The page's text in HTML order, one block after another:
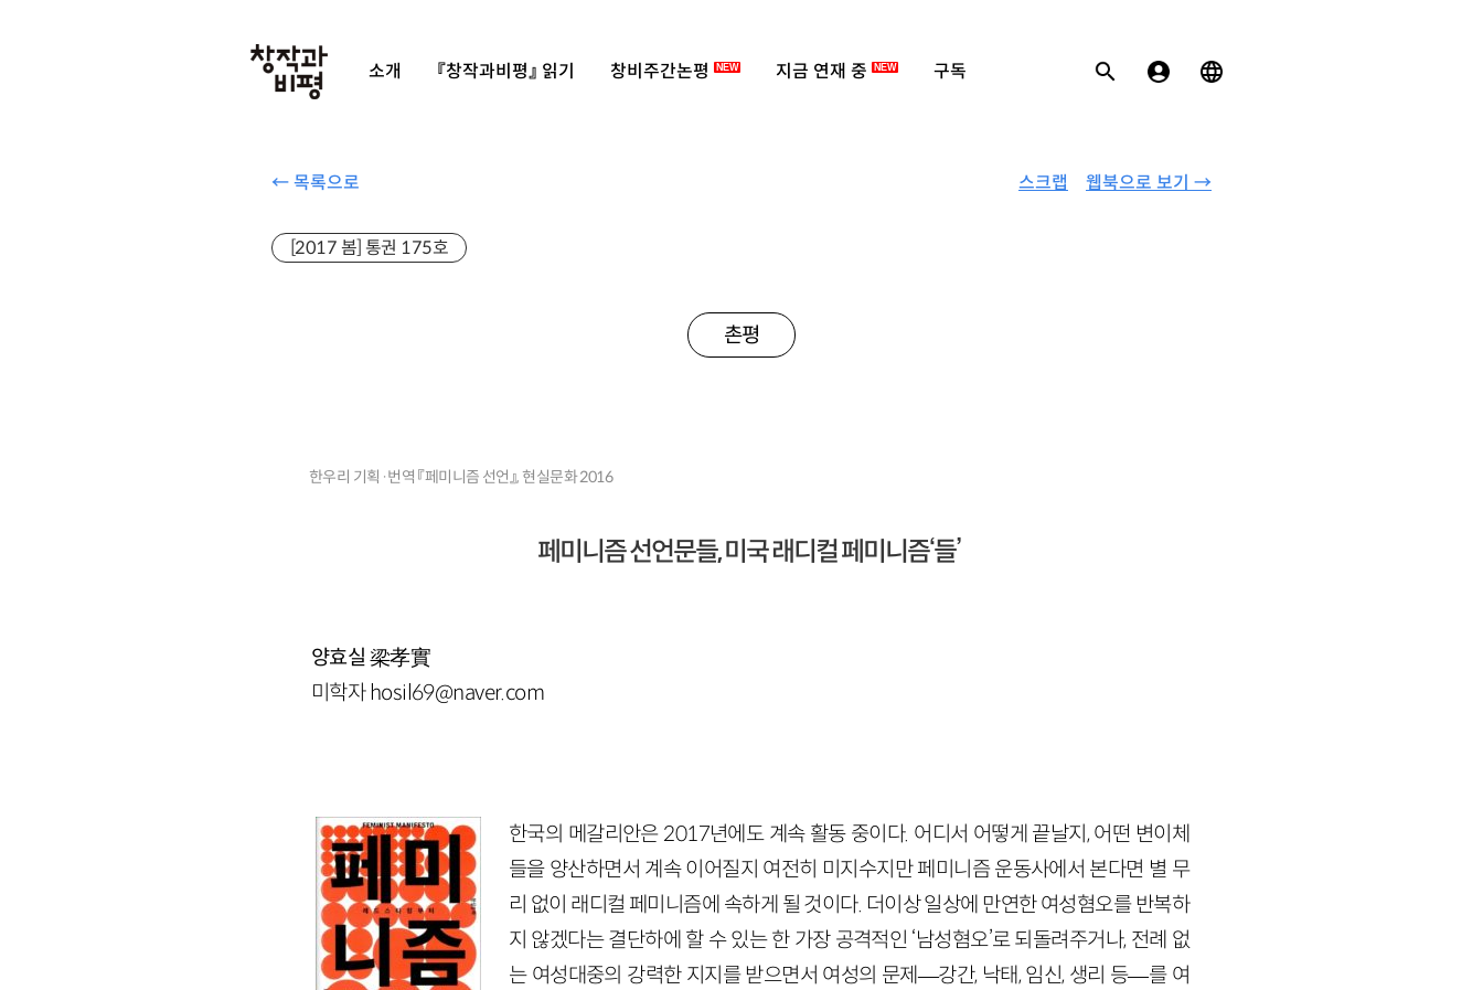
소개 『창작과비평』 읽기 창비주간논평 NEW 지금 연재 중 NEW 구독
← 목록으로 웹북으로 보기 →
스크랩
[2017 봄] 통권 175호
촌평
한우리 기획 ·번역 『페미니즘 선언』, 현실문화 2016
페미니즘 선언문들, 미국 래디컬 페미니즘‘들’
양효실 梁孝實
미학자 hosil69@naver.com
한국의 메갈리안은 2017년에도 계속 활동 중이다. 어디서 어떻게 끝날지, 어떤 변이체
들을 양산하면서 계속 이어질지 여전히 미지수지만 페미니즘 운동사에서 본다면 별 무
리 없이 래디컬 페미니즘에 속하게 될 것이다. 더이상 일상에 만연한 여성혐오를 반복하
지 않겠다는 결단하에 할 수 있는 한 가장 공격적인 ‘남성혐오’로 되돌려주거나, 전례 없
는 여성대중의 강력한 지지를 받으면서 여성의 문제—강간, 낙태, 임신, 생리 등—를 여